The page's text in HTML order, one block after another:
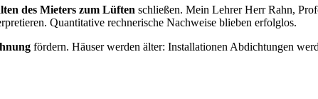
des Mieters zum Lüften schließen. Mein Lehrer Herr Rahn,
Quantitative rechnerische Nachweise blieben erfolglos.
fördern. Häuser werden älter: Installationen Abdichtungen